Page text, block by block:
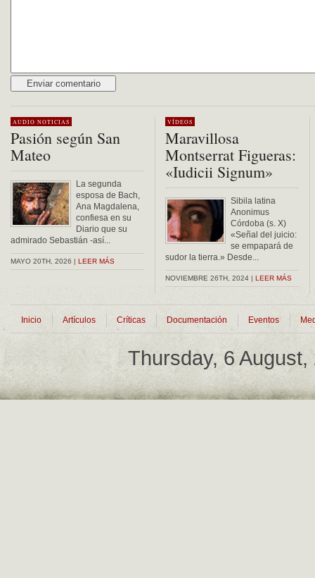
AUDIO NOTICIAS
Pasión según San
Mateo
La segunda
esposa de Bach,
Ana Magdalena,
confiesa en su
Diario que su
admirado Sebastián -así...
MAYO 20TH, 2026 | LEER MÁS
VÍDEOS
Maravillosa
Montserrat Figueras:
«Iudicii Signum»
Sibila latina
Anonimus
Córdoba (s. X)
«Señal del juicio:
se empapará de
sudor la tierra.» Desde...
NOVIEMBRE 26TH, 2024 | LEER MÁS
Inicio Artículos Críticas Documentación Eventos
Thursday, 6